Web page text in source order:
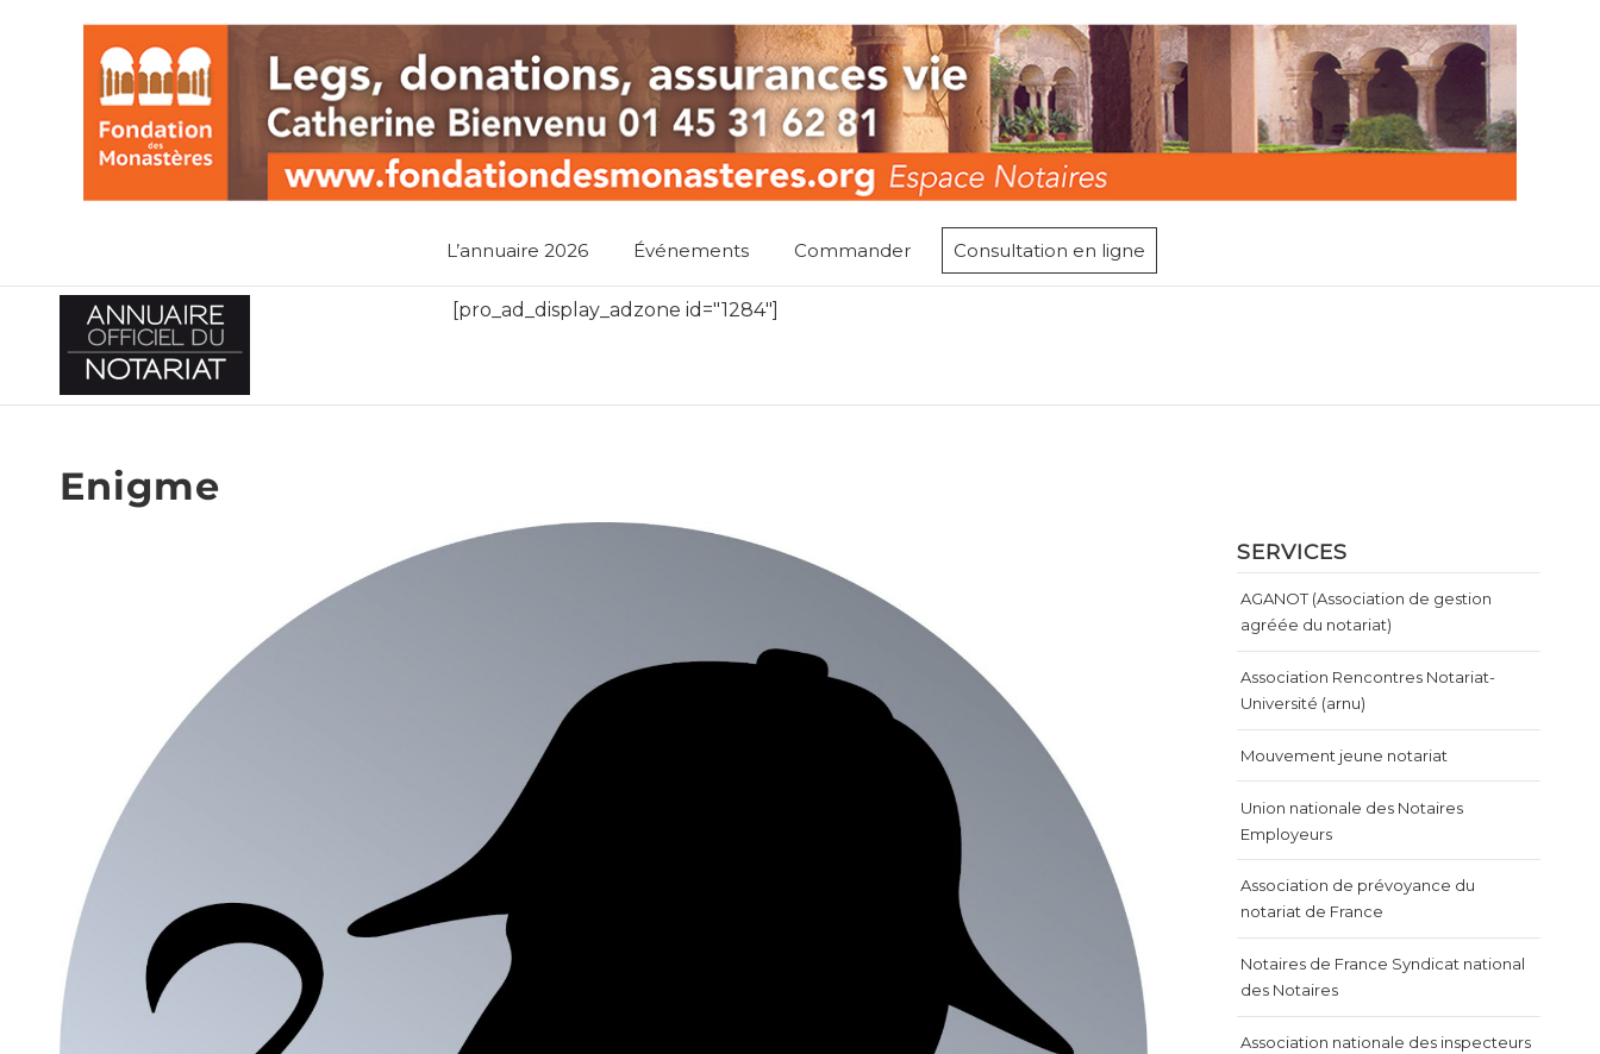
L’annuaire 2026 Événements Commander Consultation en ligne
[pro_ad_display_adzone id="1284"]
Enigme
SERVICES
AGANOT (Association de gestion
agréée du notariat)
Association Rencontres Notariat-
Université (arnu)
Mouvement jeune notariat
Union nationale des Notaires
Employeurs
Association de prévoyance du
notariat de France
Notaires de France Syndicat national
des Notaires
Association nationale des inspecteurs